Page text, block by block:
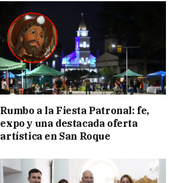
Rumbo a la Fiesta Patronal: fe,
expo y una destacada oferta
artística en San Roque